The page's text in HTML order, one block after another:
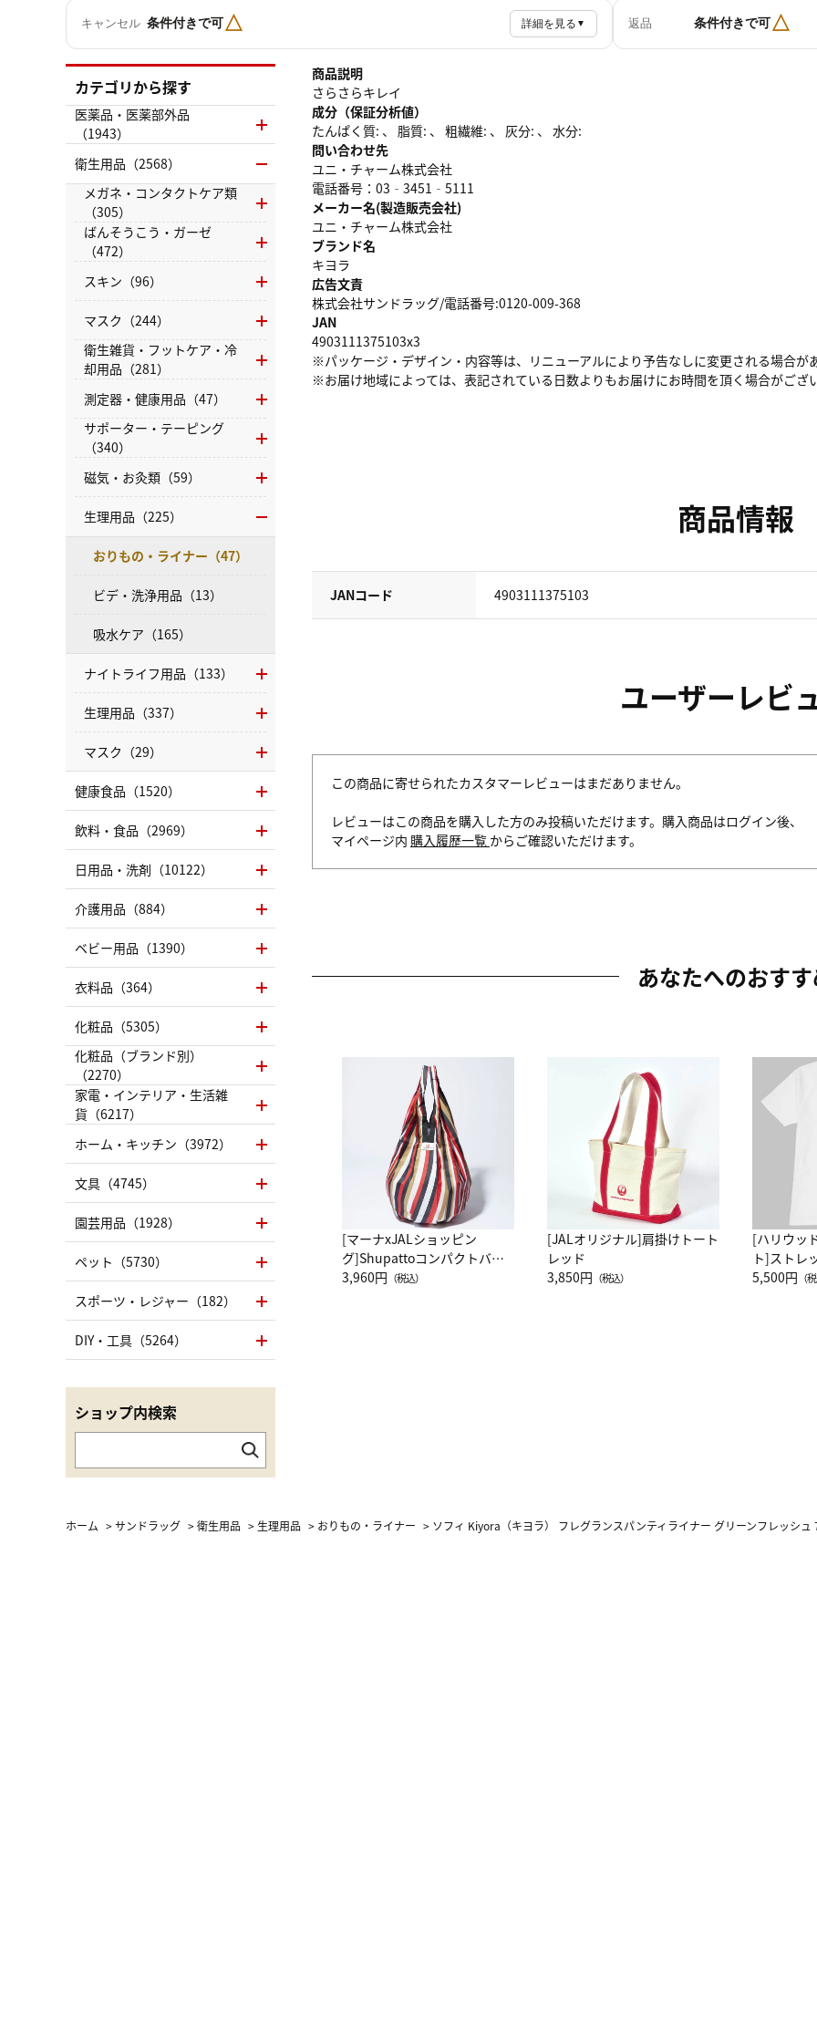
キャンセル 条件付きで可△ 詳細を見る ▼ 返品 条件付きで可△
商品説明
さらさらキレイ
成分（保証分析値）
たんぱく質: 、 脂質: 、 粗繊維: 、 灰分: 、 水分:
問い合わせ先
ユニ・チャーム株式会社
電話番号：03‐3451‐5111
メーカー名(製造販売会社)
ユニ・チャーム株式会社
ブランド名
キヨラ
広告文責
株式会社サンドラッグ/電話番号:0120-009-368
JAN
4903111375103x3
※パッケージ・デザイン・内容等は、リニューアルにより予告なしに変更される場合が
※お届け地域によっては、表記されている日数よりもお届けにお時間を頂く場合がござ
商品情報
JANコード 4903111375103
ユーザーレビ
この商品に寄せられたカスタマーレビューはまだありません。
レビューはこの商品を購入した方のみ投稿いただけます。購入商品はログイン後、
マイページ内 購入履歴一覧 からご確認いただけます。
あなたへのおす
[マーナxJALショッピン
グ]Shupattoコンパクトバッ
グ Drop JAL客室乗務員
3,960円 （税込）
[JALオリジナル]肩掛けトート
レッド
3,850円 （税込）
[ハリウッ
ト]ストレ
ーネック
5,500円 （
カテゴリから探す
医薬品・医薬部外品
（1943）
衛生用品（2568）
メガネ・コンタクトケア類
（305）
ばんそうこう・ガーゼ
（472）
スキン（96）
マスク（244）
衛生雑貨・フットケア・冷
却用品（281）
測定器・健康用品（47）
サポーター・テーピング
（340）
磁気・お灸類（59）
生理用品（225）
おりもの・ライナー（47）
ビデ・洗浄用品（13）
吸水ケア（165）
ナイトライフ用品（133）
生理用品（337）
マスク（29）
健康食品（1520）
飲料・食品（2969）
日用品・洗剤（10122）
介護用品（884）
ベビー用品（1390）
衣料品（364）
化粧品（5305）
化粧品（ブランド別）
（2270）
家電・インテリア・生活雑
貨（6217）
ホーム・キッチン（3972）
文具（4745）
園芸用品（1928）
ペット（5730）
スポーツ・レジャー（182）
DIY・工具（5264）
ショップ内検索
ホーム >サンドラッグ >衛生用品 > 生理用品 > おりもの・ライナー > ソフィ Kiyora（キヨラ） フレグランスパンティライナー グリーンフレッシュ